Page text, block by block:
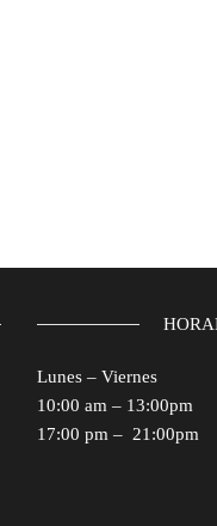
Lunes – Viernes
10:00 am – 13:00pm
17:00 pm – 21:00pm